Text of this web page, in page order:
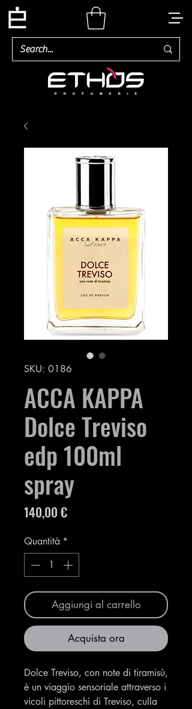
SKU: 0186
ACCA KAPPA
Dolce Treviso
edp 100ml
spray
140,00 €Prezzo
Quantità *
Aggiungi al carrello
Acquista ora
Dolce Treviso, con note di tiramisù,
è un viaggio sensoriale attraverso i
vicoli pittoreschi di Treviso, culla